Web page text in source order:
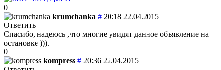
0
krumchanka # 20:18 22.04.2015
Ответить
Спасибо, надеюсь ,что многие увидят данное объявление на
остановке ))).
0
kompress # 20:36 22.04.2015